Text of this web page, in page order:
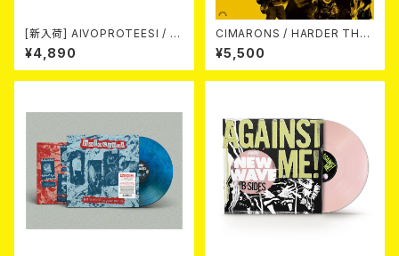
[新入荷] AIVOPROTEESI / U
MPIKUJA (LP / LTD.100 DIE
-HARD COKE BOTTLE GRE
EN VINYL) (ITA / F.O.A.D.)
¥4,890
CIMARONS / HARDER THA
¥5,500